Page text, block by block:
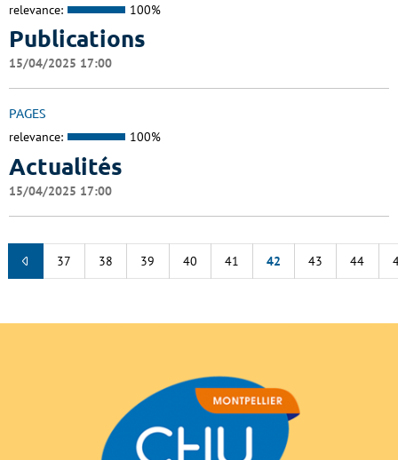
relevance: 100%
Publications
15/04/2025 17:00
PAGES
relevance: 100%
Actualités
15/04/2025 17:00
37 38 39 40 41 42 43 44